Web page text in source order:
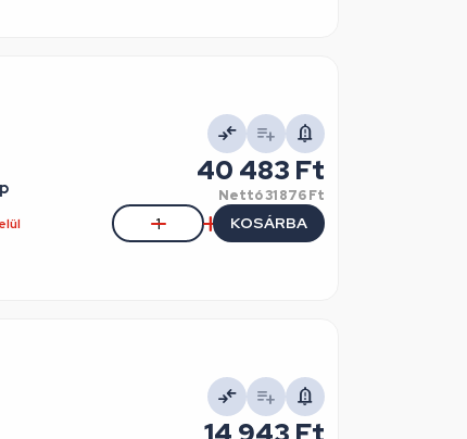
40 483 Ft
Nettó31 876 Ft
KOSÁRBA